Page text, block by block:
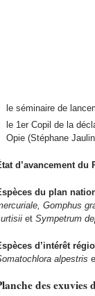
le séminaire de
le 1er Copil de la
Opie (Stéphane
d’avancement du
du plan
Gomphus
et Sympetrum
d’intérêt
alpestris
des exuvies